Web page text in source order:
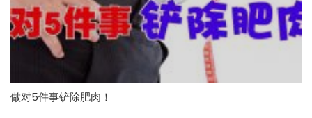
做对5件事铲除肥肉！